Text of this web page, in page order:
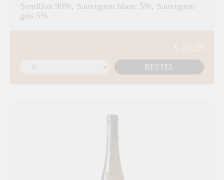
Semillon 90%, Sauvignon blanc 5%, Sauvignon
gris 5%.
BESTEL